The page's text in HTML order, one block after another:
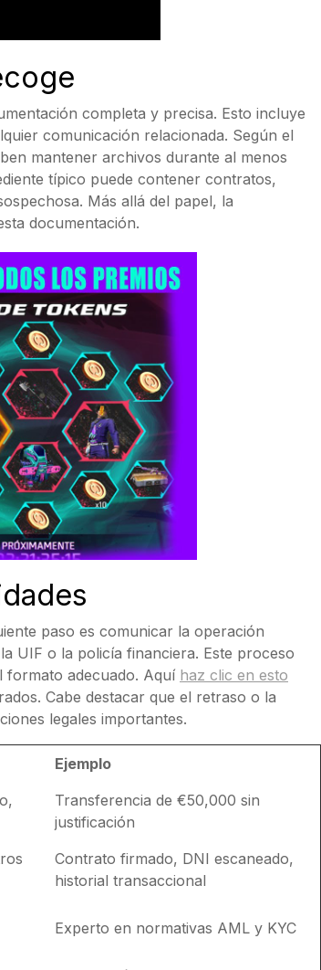
completa y precisa. Esto incluye
comunicación relacionada. Según el
mantener archivos durante al menos
típico puede contener contratos,
Más allá del papel, la
documentación.
paso es comunicar la operación
UIF o la policía financiera. Este proceso
formato adecuado. Aquí haz clic en esto
Cabe destacar que el retraso o la
legales importantes.
Ejemplo
Transferencia de €50,000 sin
justificación
Contrato firmado, DNI escaneado,
historial transaccional
Experto en normativas AML y KYC